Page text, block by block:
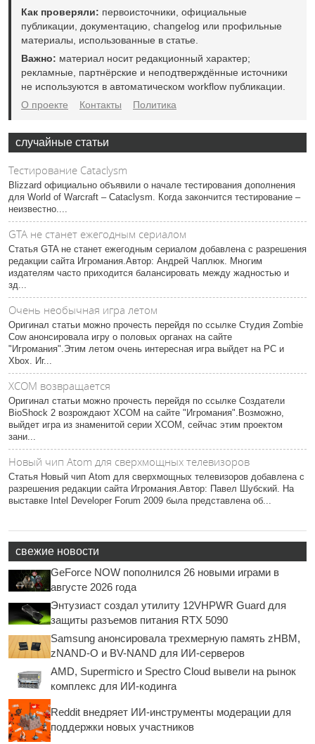
Как проверяли: первоисточники, официальные
публикации, документацию, changelog или профильные
материалы, использованные в статье.
Важно: материал носит редакционный характер;
рекламные, партнёрские и неподтверждённые источники
не используются в автоматическом workflow публикации.
О проекте
Контакты Политика
случайные статьи
Тестирование Cataclysm
Blizzard официально объявили о начале тестирования дополнения
для World of Warcraft – Cataclysm. Когда закончится тестирование –
неизвестно....
GTA не станет ежегодным сериалом
Статья GTA не станет ежегодным сериалом добавлена с разрешения
редакции сайта Игромания.Автор: Андрей Чаплюк. Многим
издателям часто приходится балансировать между жадностью и
зд...
Очень необычная игра летом
Оригинал статьи можно прочесть перейдя по ссылке Студия Zombie
Cow анонсировала игру о половых органах на сайте
"Игромания".Этим летом очень интересная игра выйдет на PC и
Xbox. Иг...
XCOM возвращается
Оригинал статьи можно прочесть перейдя по ссылке Создатели
BioShock 2 возрождают XCOM на сайте "Игромания".Возможно,
выйдет игра из знаменитой серии XCOM, сейчас этим проектом
зани...
Новый чип Atom для сверхмощных телевизоров
Статья Новый чип Atom для сверхмощных телевизоров добавлена с
разрешения редакции сайта Игромания.Автор: Павел Шубский. На
выставке Intel Developer Forum 2009 была представлена об...
свежие новости
GeForce NOW пополнился 26 новыми играми в
августе 2026 года
Энтузиаст создал утилиту 12VHPWR Guard для
защиты разъемов питания RTX 5090
Samsung анонсировала трехмерную память zHBM,
zNAND-O и BV-NAND для ИИ-серверов
AMD, Supermicro и Spectro Cloud вывели на рынок
комплекс для ИИ-кодинга
Reddit внедряет ИИ-инструменты модерации для
поддержки новых участников